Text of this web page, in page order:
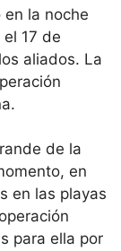
la noche
17 de
aliados. La
de la
en
en las playas
para ella por